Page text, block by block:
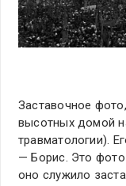
Заставочное
высотных домой
травматологии).
— Борис. Это
оно служило